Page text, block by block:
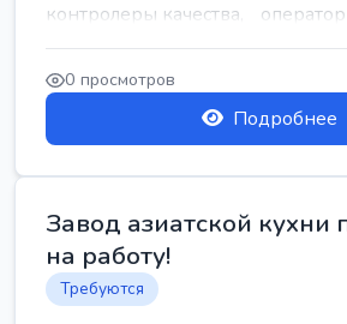
контролеры качества,
0 просмотров
Подробнее
Завод азиатской кухни
на работу!
Требуются